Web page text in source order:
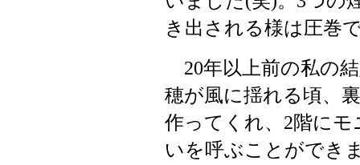
き出される様は圧巻
20年以上前の私の
穂が風に揺れる頃、
作ってくれ、
2階にモ
いを呼ぶことができ